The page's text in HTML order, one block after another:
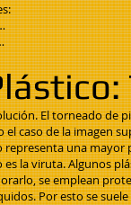
El torneado de
caso de la imagen
una
la viruta. Algunos
se emplean
Por esto se